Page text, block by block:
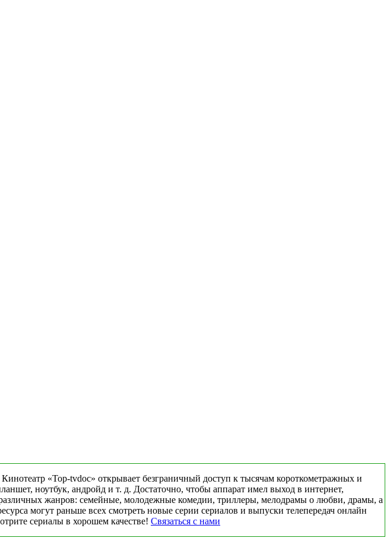
«Top-tvdoc» открывает безграничный доступ к тысячам короткометражных и
ноутбук, андройд и т. д. Достаточно, чтобы аппарат имел выход в интернет,
жанров: семейные, молодежные комедии, триллеры, мелодрамы о любви, драмы, а
могут раньше всех смотреть новые серии сериалов и выпуски телепередач онлайн
сериалы в хорошем качестве! Связаться с нами